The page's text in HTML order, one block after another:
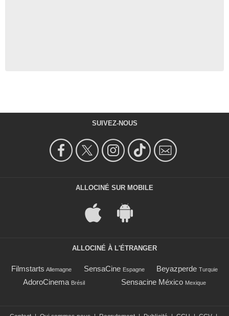
SUIVEZ-NOUS
ALLOCINÉ SUR MOBILE
ALLOCINÉ À L'ÉTRANGER
Filmstarts Allemagne SensaCine Espagne Beyazperde Turquie
AdoroCinema Brésil Sensacine México Mexique